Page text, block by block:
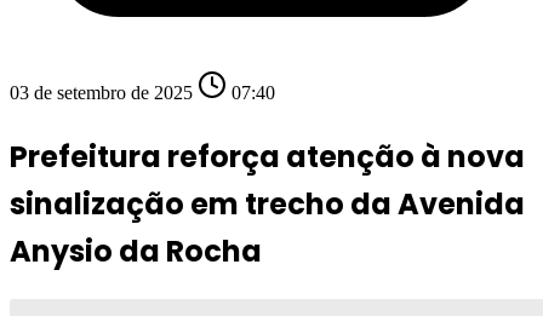
03 de setembro de 2025 07:40
Prefeitura reforça atenção à nova
sinalização em trecho da Avenida
Anysio da Rocha